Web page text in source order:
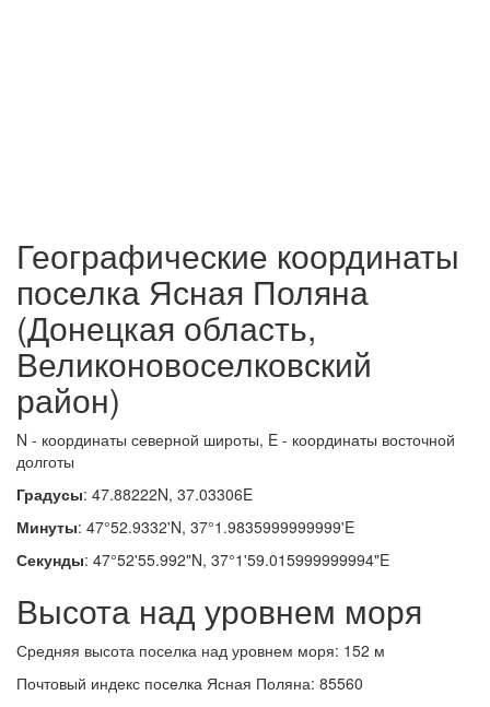
Географические координаты
поселка Ясная Поляна
(Донецкая область,
Великоновоселковский
район)
N - координаты северной широты, E - координаты восточной
долготы
Градусы: 47.88222N, 37.03306E
Минуты: 47°52.9332'N, 37°1.9835999999999'E
Секунды: 47°52'55.992"N, 37°1'59.015999999994"E
Высота над уровнем моря
Средняя высота поселка над уровнем моря: 152 м
Почтовый индекс поселка Ясная Поляна: 85560